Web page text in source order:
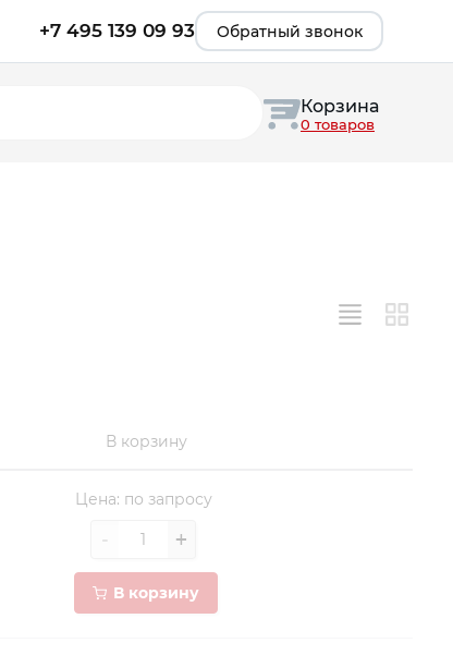
+7 495 139 09 93 Обратный звонок
Корзина
0 товаров
В корзину
Цена: по запросу
В корзину